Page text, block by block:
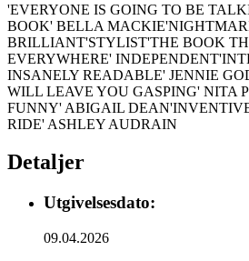
'EVERYONE IS GOING TO BE
BOOK' BELLA
BRILLIANT'STYLIST'THE BOOK
EVERYWHERE'
INSANELY READABLE' JENNIE
WILL LEAVE YOU GASPING' NITA
FUNNY' ABIGAIL
RIDE' ASHLEY AUDRAIN
Detaljer
Utgivelsesdato:
09.04.2026